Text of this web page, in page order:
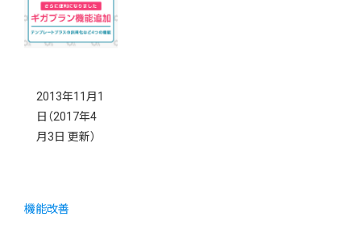
2013年11月1
日 （2017年4
月3日 更新）
機能改善